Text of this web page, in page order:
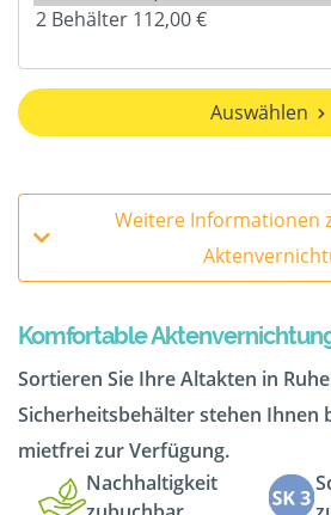
Auswählen
Weitere Informationen
Komfortable
Sortieren Sie Ihre Altakten in
Sicherheitsbehälter stehen Ihnen
mietfrei zur Verfügung.
Nachhaltigkeit